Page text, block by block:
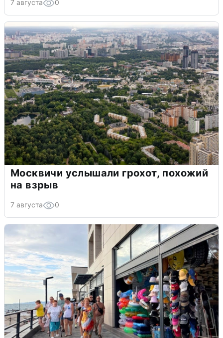
7 августа 0
Москвичи услышали грохот, похожий
на взрыв
7 августа 0